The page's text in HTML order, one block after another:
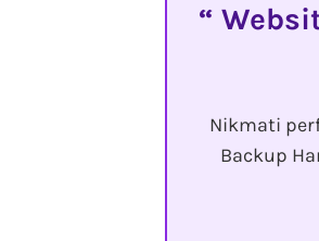
Nikmati
Backup